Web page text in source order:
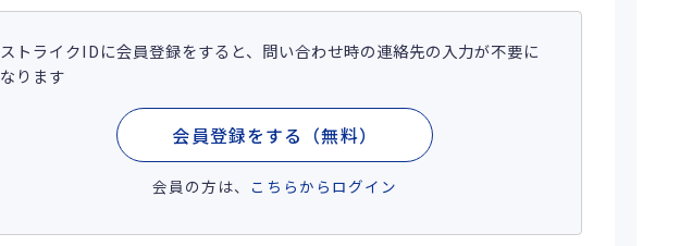
ストライクIDに会員登録をすると、問い合わせ時の連絡先の入力が不要に
なります
会員登録をする（無料）
会員の方は、 こちらからログイン